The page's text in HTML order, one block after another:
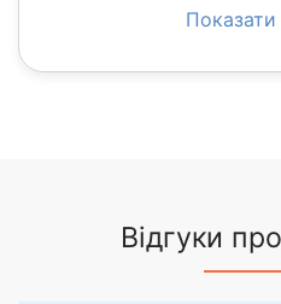
Відгуки